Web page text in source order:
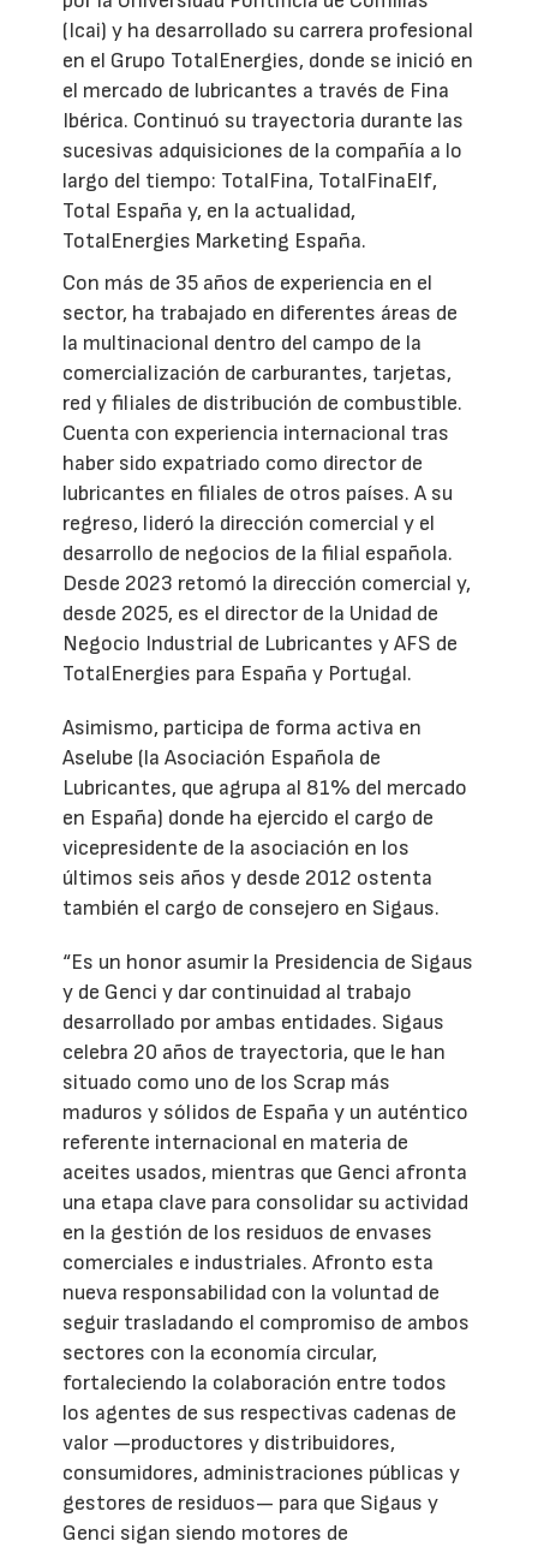
(Icai) y ha desarrollado su carrera profesional
en el Grupo TotalEnergies, donde se inició en
el mercado de lubricantes a través de Fina
Ibérica. Continuó su trayectoria durante las
sucesivas adquisiciones de la compañía a lo
largo del tiempo: TotalFina, TotalFinaElf,
Total España y, en la actualidad,
TotalEnergies Marketing España.
Con más de 35 años de experiencia en el
sector, ha trabajado en diferentes áreas de
la multinacional dentro del campo de la
comercialización de carburantes, tarjetas,
red y filiales de distribución de combustible.
Cuenta con experiencia internacional tras
haber sido expatriado como director de
lubricantes en filiales de otros países. A su
regreso, lideró la dirección comercial y el
desarrollo de negocios de la filial española.
Desde 2023 retomó la dirección comercial y,
desde 2025, es el director de la Unidad de
Negocio Industrial de Lubricantes y AFS de
TotalEnergies para España y Portugal.
Asimismo, participa de forma activa en
Aselube (la Asociación Española de
Lubricantes, que agrupa al 81% del mercado
en España) donde ha ejercido el cargo de
vicepresidente de la asociación en los
últimos seis años y desde 2012 ostenta
también el cargo de consejero en Sigaus.
“Es un honor asumir la Presidencia de Sigaus
y de Genci y dar continuidad al trabajo
desarrollado por ambas entidades. Sigaus
celebra 20 años de trayectoria, que le han
situado como uno de los Scrap más
maduros y sólidos de España y un auténtico
referente internacional en materia de
aceites usados, mientras que Genci afronta
una etapa clave para consolidar su actividad
en la gestión de los residuos de envases
comerciales e industriales. Afronto esta
nueva responsabilidad con la voluntad de
seguir trasladando el compromiso de ambos
sectores con la economía circular,
fortaleciendo la colaboración entre todos
los agentes de sus respectivas cadenas de
valor —productores y distribuidores,
consumidores, administraciones públicas y
gestores de residuos— para que Sigaus y
Genci sigan siendo motores de